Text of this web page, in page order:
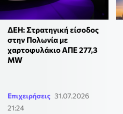
ΔΕΗ: Στρατηγική είσοδος
στην Πολωνία με
χαρτοφυλάκιο ΑΠΕ 277,3
MW
Επιχειρήσεις 31.07.2026
21:24